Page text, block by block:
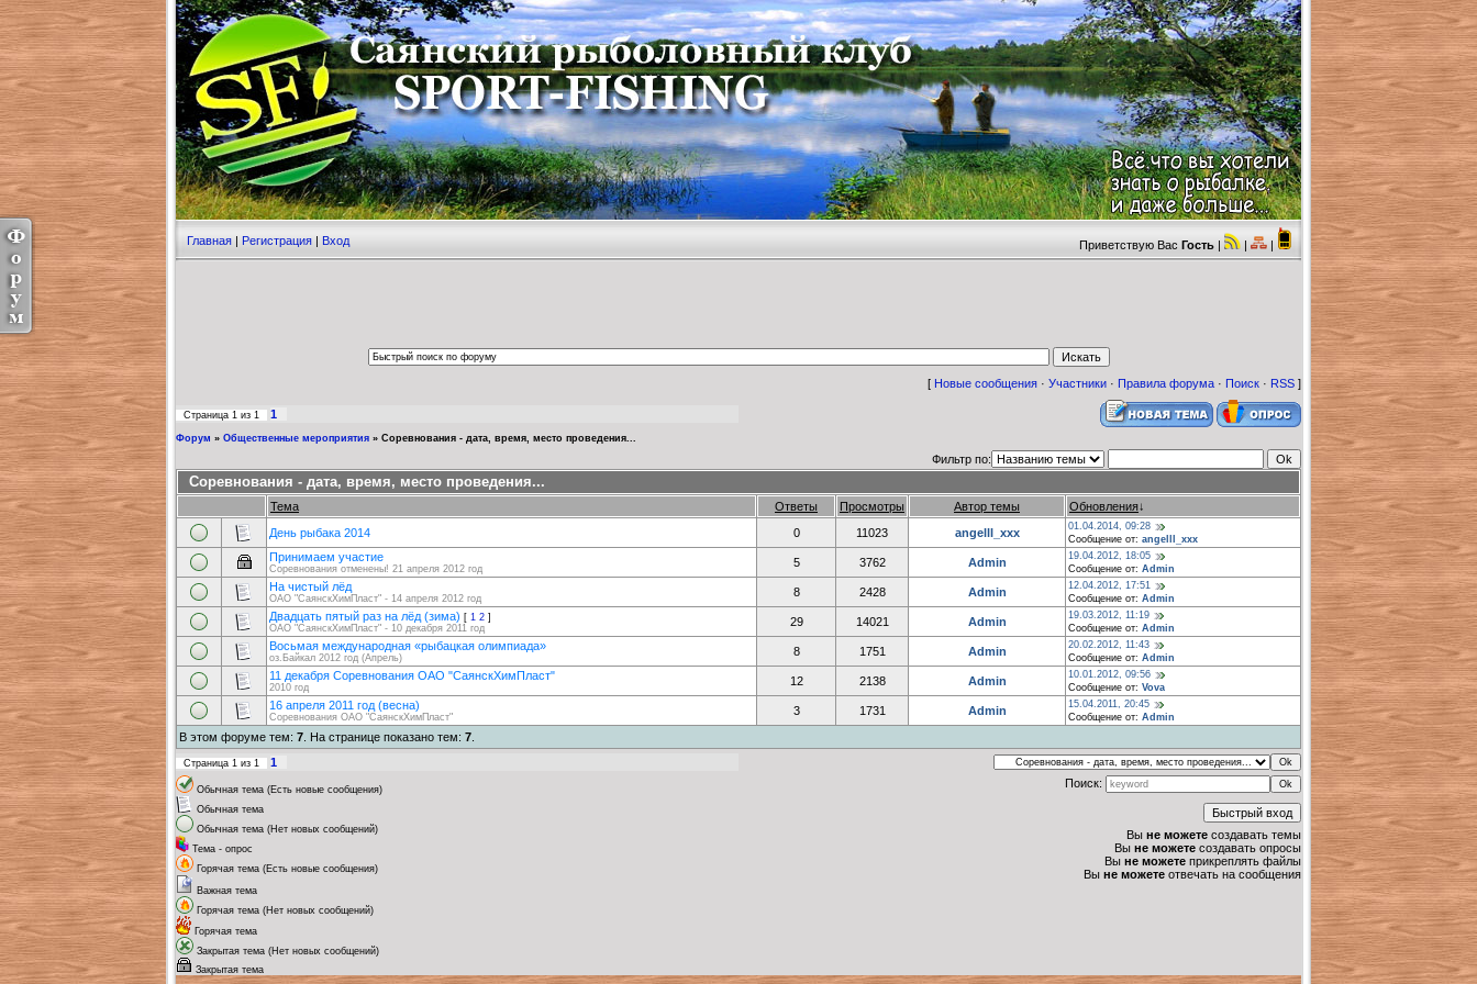
Главная | Регистрация | Вход Приветствую Вас Гость | | |
[ Новые сообщения · Участники · Правила форума · Поиск · RSS ]
Страница 1 из 1 1
Форум » Общественные мероприятия » Соревнования - дата, время, место проведения...
Фильтр по:
Соревнования - дата, время, место проведения...
Тема Ответы Просмотры Автор темы Обновления↓
День рыбака 2014
0 11023 angelll_xxx
01.04.2014, 09:28
Сообщение от: angelll_xxx
Принимаем участие
Соревнования отменены! 21 апреля 2012 год 5 3762 Admin
19.04.2012, 18:05
Сообщение от: Admin
На чистый лёд
ОАО "СаянскХимПласт" - 14 апреля 2012 год 8 2428 Admin
12.04.2012, 17:51
Сообщение от: Admin
Двадцать пятый раз на лёд (зима) [ 1 2 ]
ОАО "СаянскХимПласт" - 10 декабря 2011 год
29 14021 Admin
19.03.2012, 11:19
Сообщение от: Admin
Восьмая международная «рыбацкая олимпиада»
оз.Байкал 2012 год (Апрель) 8 1751 Admin
20.02.2012, 11:43
Сообщение от: Admin
11 декабря Соревнования ОАО "СаянскХимПласт"
2010 год 12 2138 Admin
10.01.2012, 09:56
Сообщение от: Vova
16 апреля 2011 год (весна)
Соревнования OAO "СаянскХимПласт" 3 1731 Admin
15.04.2011, 20:45
Сообщение от: Admin
В этом форуме тем: 7 . На странице показано тем: 7
Страница 1 из 1 1
Обычная тема (Есть новые сообщения)
Обычная тема
Обычная тема (Нет новых сообщений)
Тема - опрос
Горячая тема (Есть новые сообщения)
Важная тема
Горячая тема (Нет новых сообщений)
Горячая тема
Закрытая тема (Нет новых сообщений)
Закрытая тема
Поиск:
Вы не можете создавать темы
Вы не можете создавать опросы
Вы не можете прикреплять файлы
Вы не можете отвечать на сообщения